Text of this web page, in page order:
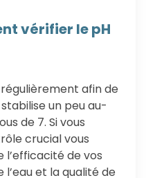
vérifier le pH
afin de
un peu au-
de 7. Si vous
crucial vous
de vos
et la qualité de